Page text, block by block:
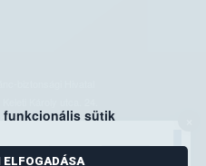
funkcionális sütik
ELFOGADÁSA
biztonsági Hivatal
Budapest. Pf. 30.